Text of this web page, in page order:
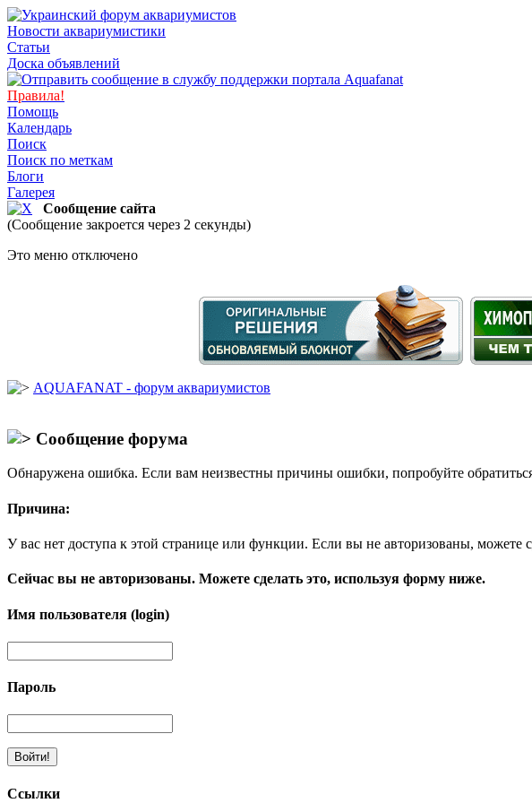
Новости аквариумистики
Статьи
Доска объявлений
Правила!
Помощь
Календарь
Поиск
Поиск по меткам
Блоги
Галерея
Сообщение сайта
(Сообщение закроется через 2 секунды)
Это меню отключено
AQUAFANAT - форум аквариумистов
Сообщение форума
Обнаружена ошибка. Если вам неизвестны причины ошибки, попробуйте
Причина:
У вас нет доступа к этой странице или функции. Если вы не авторизованы, можете
Сейчас вы не авторизованы. Можете сделать это, используя форму ниже.
Имя пользователя (login)
Пароль
Ссылки